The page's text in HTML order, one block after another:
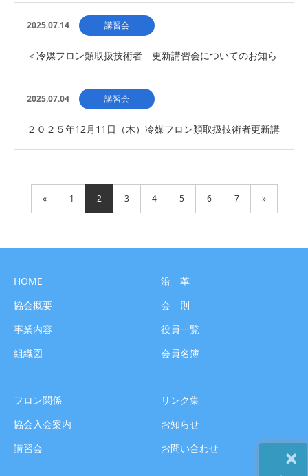
フロン類取扱技術者更新講習会の開催について（募集…
2025.07.14 講習会
＜冷媒フロン類取扱技術者 更新講習会についてのお知ら
せ＞
2025.07.04 講習会
２０２５年12月11日（木）冷媒フロン類取扱技術者更新講
« 1 2 3 4 5 6 7 »
HOME
協会概要
事業内容
組織図
沿 革
会 則
役員一覧
会員名簿
フロン関係
協会入会案内
講習会
リンク集
お知らせ
お問い合わせ
×